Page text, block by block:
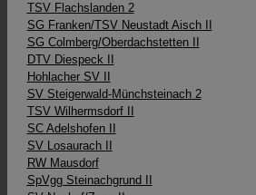
TSV Flachslanden 2
SG Franken/TSV Neustadt Aisch II
SG Colmberg/​Oberdachstetten II
DTV Diespeck II
Hohlacher SV II
SV Steigerwald-Münchsteinach 2
TSV Wilhermsdorf II
SC Adelshofen II
SV Losaurach II
RW Mausdorf
SpVgg Steinachgrund II